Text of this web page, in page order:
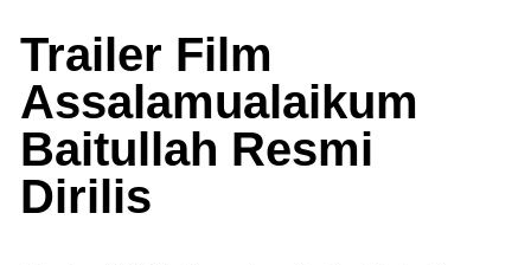
Trailer Film
Assalamualaikum
Baitullah Resmi
Dirilis